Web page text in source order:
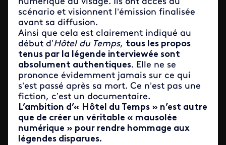
scénario et visionnent l’émission finalisée
avant sa diffusion.
Ainsi que cela est clairement indiqué au
début d’Hôtel du Temps, tous les propos
tenus par la légende interviewée sont
absolument authentiques. Elle ne se
prononce évidemment jamais sur ce qui
s’est passé après sa mort. Ce n’est pas une
fiction, c’est un documentaire.
L’ambition d’« Hôtel du Temps » n’est autre
que de créer un véritable « mausolée
numérique » pour rendre hommage aux
légendes disparues.